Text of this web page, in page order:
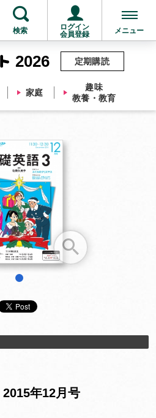
検索
ログイン
会員登録
メニュー
2026
家庭
趣味
教養・教育
定期購読
も商品を買う
2015年12月号